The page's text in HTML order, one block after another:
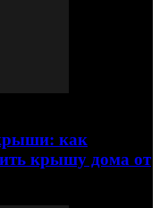
как
крышу дома от